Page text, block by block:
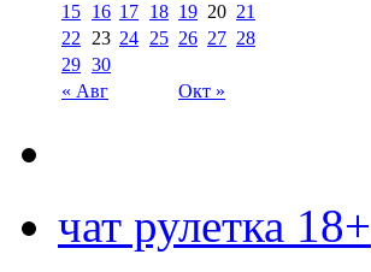
« Авг Окт »
15 16 17 18 19 20 21
22
23 24 25 26 27 28
29 30
чат рулетка 18+